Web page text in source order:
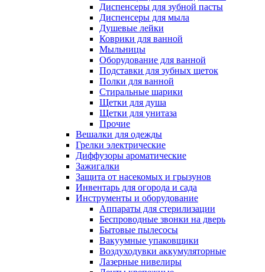
Диспенсеры для зубной пасты
Диспенсеры для мыла
Душевые лейки
Коврики для ванной
Мыльницы
Оборудование для ванной
Подставки для зубных щеток
Полки для ванной
Стиральные шарики
Щетки для душа
Щетки для унитаза
Прочие
Вешалки для одежды
Грелки электрические
Диффузоры ароматические
Зажигалки
Защита от насекомых и грызунов
Инвентарь для огорода и сада
Инструменты и оборудование
Аппараты для стерилизации
Беспроводные звонки на дверь
Бытовые пылесосы
Вакуумные упаковщики
Воздуходувки аккумуляторные
Лазерные нивелиры